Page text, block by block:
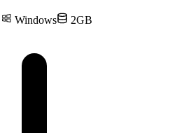
Windows 2GB